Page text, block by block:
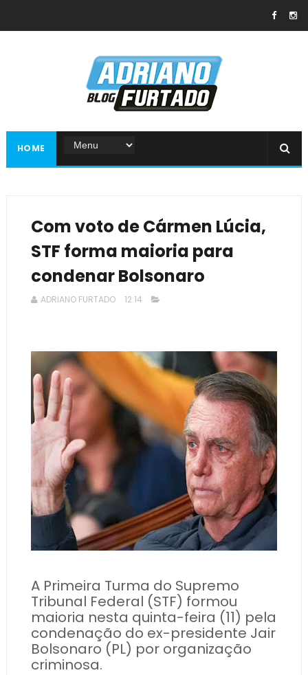
HOME
Com voto de Cármen Lúcia,
STF forma maioria para
condenar Bolsonaro
ADRIANO FURTADO 12:14
A Primeira Turma do Supremo
Tribunal Federal (STF) formou
maioria nesta quinta-feira (11) pela
condenação do ex-presidente Jair
Bolsonaro (PL) por organização
criminosa.